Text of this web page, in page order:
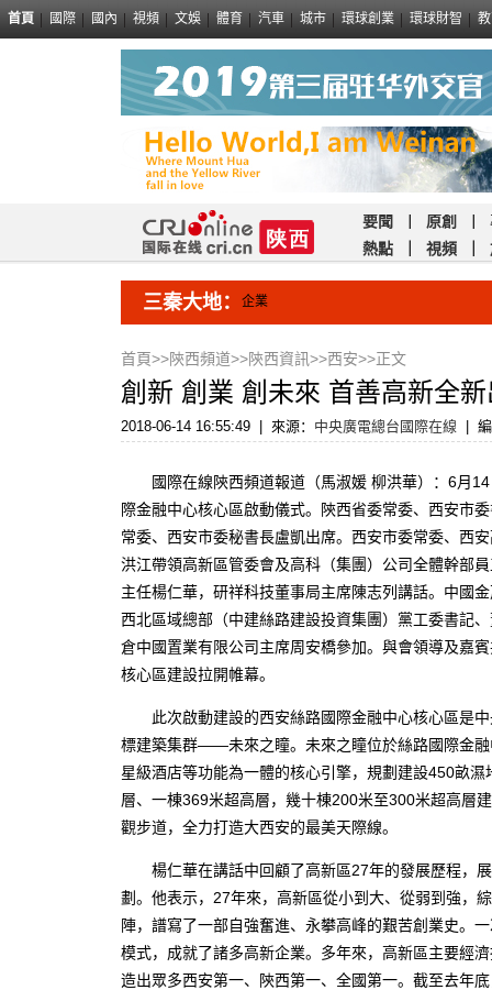
首頁 國際 國內 視頻 文娛 體育 汽車 城市 環球創業 環球財智
要聞 原創
熱點
視頻
三秦大地： 企業
首頁>>陝西頻道>>陝西資訊>>西安>>正文
創新 創業 創未來 首善高新全
2018-06-14 16:55:49 來源： 中央廣電總台國際在線
國際在線陝西頻道報道（馬淑媛 柳洪華）：6月14
際金融中心核心區啟動儀式。陝西省委常委、西安市
常委、西安市委秘書長盧凱出席。西安市委常委、西
洪江帶領高新區管委會及高科（集團）公司全體幹部
主任楊仁華，研祥科技董事局主席陳志列講話。中國
西北區域總部（中建絲路建設投資集團）黨工委書記
倉中國置業有限公司主席周安橋參加。與會領導及嘉
核心區建設拉開帷幕。
此次啟動建設的西安絲路國際金融中心核心區是中
標建築集群——未來之瞳。未來之瞳位於絲路國際金
星級酒店等功能為一體的核心引擎，規劃建設450畝
層、一棟369米超高層，幾十棟200米至300米超高層
觀步道，全力打造大西安的最美天際線。
楊仁華在講話中回顧了高新區27年的發展歷程，展
劃。他表示，27年來，高新區從小到大、從弱到強，
陣，譜寫了一部自強奮進、永攀高峰的艱苦創業史。
模式，成就了諸多高新企業。多年來，高新區主要經
造出眾多西安第一、陝西第一、全國第一。截至去年